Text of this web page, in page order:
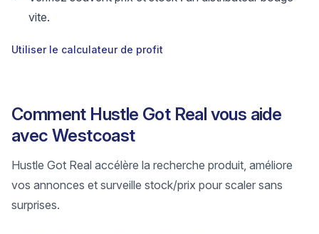
vite.
Utiliser le calculateur de profit
Comment Hustle Got Real vous aide
avec Westcoast
Hustle Got Real accélère la recherche produit, améliore
vos annonces et surveille stock/prix pour scaler sans
surprises.